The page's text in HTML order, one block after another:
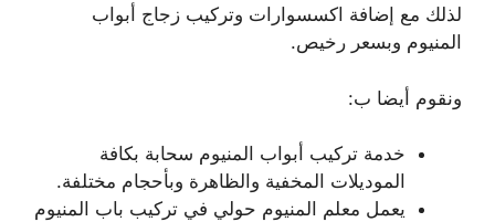
لذلك مع إضافة اكسسوارات وتركيب زجاج أبواب
المنيوم وبسعر رخيص.
ونقوم أيضا ب:
خدمة تركيب أبواب المنيوم سحابة بكافة
الموديلات المخفية والظاهرة وبأحجام مختلفة.
يعمل معلم المنيوم حولي في تركيب باب المنيوم